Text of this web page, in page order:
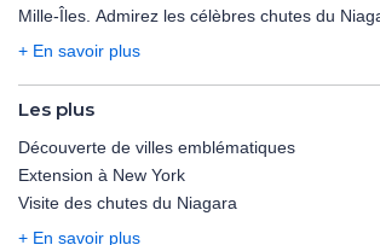
Mille-Îles. Admirez les célèbres chutes du
dans la culture Amish. Terminez votre voyage
ses monuments iconiques et son atmosphère
NB : Ce circuit, dense et rythmé, implique de
autocar afin de couvrir l'ensemble des sites
programme. Les hôtels, souvent situés en
à proximité des zones naturelles, sont
+ En savoir plus
Les plus
Découverte de villes emblématiques
Extension à New York
Visite des chutes du Niagara
+ En savoir plus